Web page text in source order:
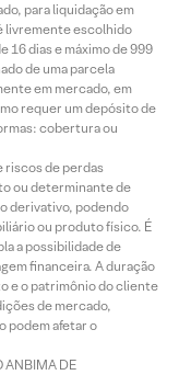
para liquidação em
livremente escolhido
16 dias e máximo de 999
de uma parcela
em mercado, em
requer um depósito de
cobertura ou
riscos de perdas
ou determinante de
derivativo, podendo
ou produto físico. É
a possibilidade de
financeira. A duração
e o patrimônio do cliente
de mercado,
podem afetar o
ANBIMA DE